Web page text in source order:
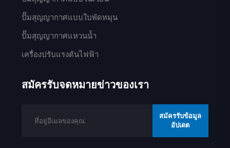
ปั๊มสุญญากาศแบบใบพัดหมุน
ปั๊มสุญญากาศแหวนน้ำ
เครื่องปรับแรงดันไฟฟ้า
สมัครรับจดหมายข่าวของเรา
สมัครรับข้อมูล
อัปเดต